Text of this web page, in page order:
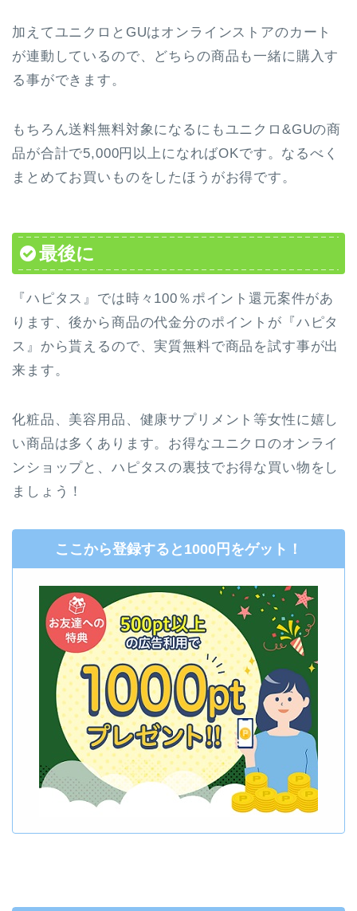
加えてユニクロとGUはオンラインストアのカート
が連動しているので、どちらの商品も一緒に購入す
る事ができます。
もちろん送料無料対象になるにもユニクロ&GUの商
品が合計で5,000円以上になればOKです。なるべく
まとめてお買いものをしたほうがお得です。
最後に
『ハピタス』では時々100％ポイント還元案件があ
ります、後から商品の代金分のポイントが『ハピタ
ス』から貰えるので、実質無料で商品を試す事が出
来ます。
化粧品、美容用品、健康サプリメント等女性に嬉し
い商品は多くあります。お得なユニクロのオンライ
ンショップと、ハピタスの裏技でお得な買い物をし
ましょう！
ここから登録すると1000円をゲット！